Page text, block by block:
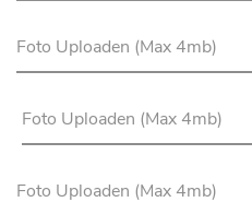
Foto Uploaden (Max 4mb)
Foto Uploaden (Max 4mb)
Foto Uploaden (Max 4mb)